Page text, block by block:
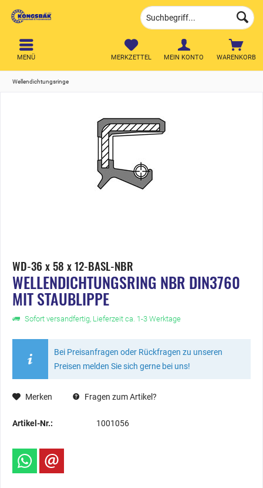
WARENKORB
MERKZETTEL MEIN KONTO
MENÜ
Wellendichtungsringe
WD-36 x 58 x 12-BASL-NBR
WELLENDICHTUNGSRING NBR DIN3760
MIT STAUBLIPPE
Sofort versandfertig, Lieferzeit ca. 1-3 Werktage
Bei Preisanfragen oder Rückfragen zu unseren
Preisen melden Sie sich gerne bei uns!
Merken Fragen zum Artikel?
Artikel-Nr.: 1001056